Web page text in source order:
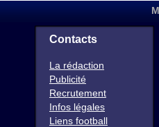
Contacts
La rédaction
Publicité
Recrutement
Infos légales
Liens football